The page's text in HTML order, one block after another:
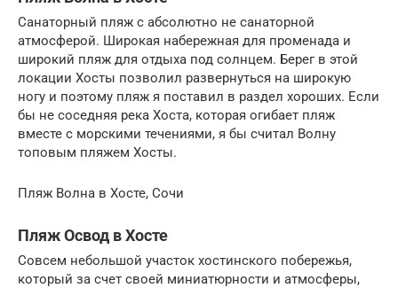
Санаторный пляж с абсолютно не санаторной
атмосферой. Широкая набережная для променада и
широкий пляж для отдыха под солнцем. Берег в этой
локации Хосты позволил развернуться на широкую
ногу и поэтому пляж я поставил в раздел хороших. Если
бы не соседняя река Хоста, которая огибает пляж
вместе с морскими течениями, я бы считал Волну
топовым пляжем Хосты.
Пляж Волна в Хосте, Сочи
Пляж Освод в Хосте
Совсем небольшой участок хостинского побережья,
который за счет своей миниатюрности и атмосферы,